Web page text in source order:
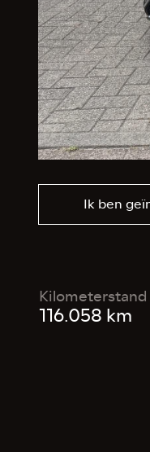
Ik ben
Kilometerstand
116.058 km